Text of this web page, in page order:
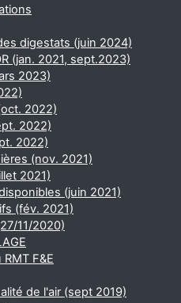
digestats (juin 2024)
(jan. 2021, sept.2023)
2023)
2022)
2022)
2022)
(nov. 2021)
2021)
(juin 2021)
(fév. 2021)
11/2020)
F&E
de l'air (sept 2019)